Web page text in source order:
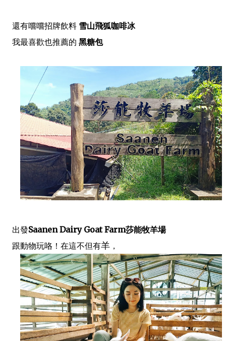
還有嚐嚐招牌飲料 雪山飛狐咖啡冰
我最喜歡也推薦的 黑糖包
出發Saanen Dairy Goat Farm莎能牧羊場
跟動物玩咯！在這不但有羊 ，